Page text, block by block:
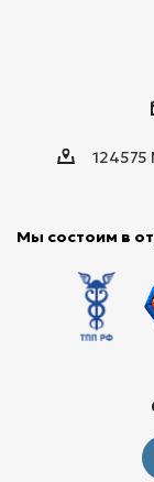
124575
Мы состоим в